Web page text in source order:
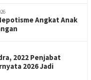
Angkat Anak
2022 Penjabat
2026 Jadi